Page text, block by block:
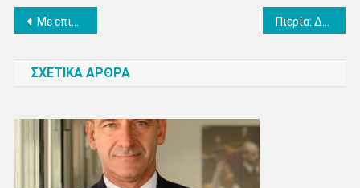
Πλοήγηση
Με επιτυχία πραγματοποιήθηκε χθες η εκδήλωση του Φιλοπτώχου Συλλόγου Κατερίνης “Η Ελεημοσύνη” (Φωτορεπορτάζ)
ΣΧΕΤΙΚΑ ΑΡΘΡΑ